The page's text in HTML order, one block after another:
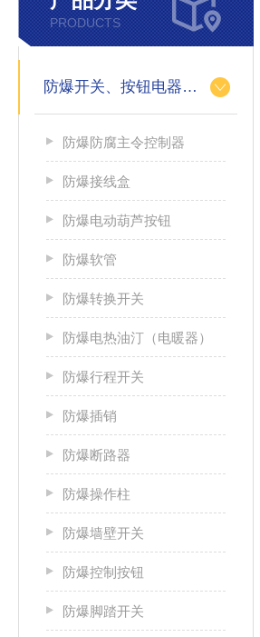
PRODUCTS
防爆开关、按钮电器系列
防爆防腐主令控制器
防爆接线盒
防爆电动葫芦按钮
防爆软管
防爆转换开关
防爆电热油汀（电暖器）
防爆行程开关
防爆插销
防爆断路器
防爆操作柱
防爆墙壁开关
防爆控制按钮
防爆脚踏开关